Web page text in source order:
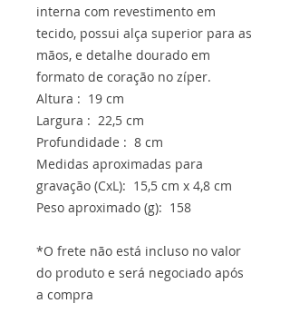
interna com revestimento em
tecido, possui alça superior para as
mãos, e detalhe dourado em
formato de coração no zíper.
Altura : 19 cm
Largura : 22,5 cm
Profundidade : 8 cm
Medidas aproximadas para
gravação (CxL): 15,5 cm x 4,8 cm
Peso aproximado (g): 158
*O frete não está incluso no valor
do produto e será negociado após
a compra